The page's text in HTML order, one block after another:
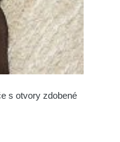
s otvory zdobené